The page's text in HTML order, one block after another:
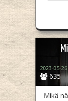
635
2023-05-26
Mikä